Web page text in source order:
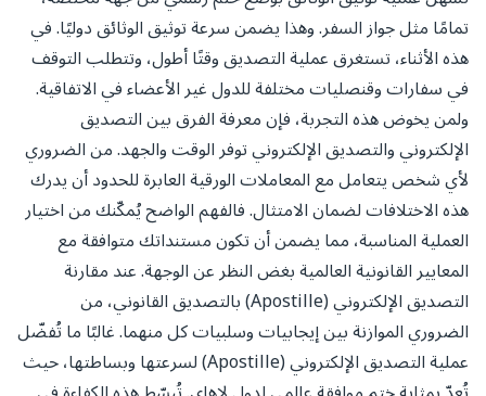
تمامًا مثل جواز السفر. وهذا يضمن سرعة توثيق الوثائق دوليًا. في
هذه الأثناء، تستغرق عملية التصديق وقتًا أطول، وتتطلب التوقف
في سفارات وقنصليات مختلفة للدول غير الأعضاء في الاتفاقية.
ولمن يخوض هذه التجربة، فإن معرفة الفرق بين التصديق
الإلكتروني والتصديق الإلكتروني توفر الوقت والجهد. من الضروري
لأي شخص يتعامل مع المعاملات الورقية العابرة للحدود أن يدرك
هذه الاختلافات لضمان الامتثال. فالفهم الواضح يُمكّنك من اختيار
العملية المناسبة، مما يضمن أن تكون مستنداتك متوافقة مع
المعايير القانونية العالمية بغض النظر عن الوجهة. عند مقارنة
التصديق الإلكتروني (Apostille) بالتصديق القانوني، من
الضروري الموازنة بين إيجابيات وسلبيات كل منهما. غالبًا ما تُفضّل
عملية التصديق الإلكتروني (Apostille) لسرعتها وبساطتها، حيث